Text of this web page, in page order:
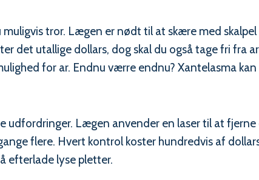
tror. Lægen er nødt til at skære med
det utallige dollars, dog skal du også tage fri fra
for ar. Endnu værre endnu? Xantelasma
udfordringer. Lægen anvender en laser til at
flere. Hvert kontrol koster hundredvis af
efterlade lyse pletter.